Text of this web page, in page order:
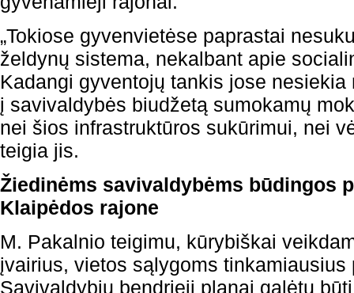
„Tokiose gyvenvietėse paprastai
želdynų sistema, nekalbant apie
Kadangi gyventojų tankis jose
į savivaldybės biudžetą sumokamų
nei šios infrastruktūros sukūrimui, nei
teigia jis.
Žiedinėms savivaldybėms būdingos
Klaipėdos rajone
M. Pakalnio teigimu, kūrybiškai
įvairius, vietos sąlygoms
Savivaldybių bendrieji planai galėtų